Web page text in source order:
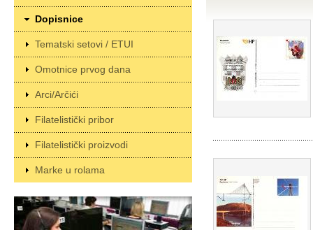
Dopisnice
Tematski setovi / ETUI
Omotnice prvog dana
Arci/Arčići
Filatelistički pribor
Filatelistički proizvodi
Marke u rolama